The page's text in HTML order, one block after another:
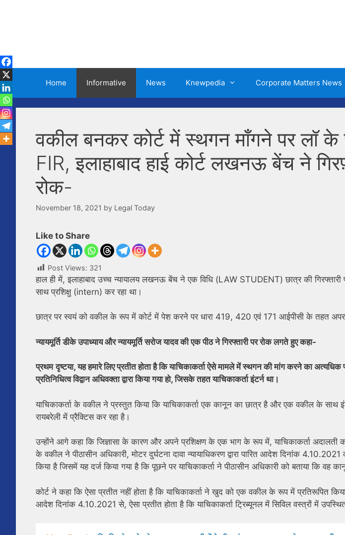
Home Informative News Knewpedia Corporate Matters News
वकील बनकर कोर्ट में स्थगन माँगने पर लॉ के
FIR, इलाहाबाद हाई कोर्ट लखनऊ बेंच ने
रोक-
November 18, 2021 by Legal Today
Like to Share
Post Views: 321
हाल ही में, इलाहाबाद उच्च न्यायालय लखनऊ बेंच ने एक विधि (LAW STUDENT) छात्र की
साथ प्रशिक्षु (intern) कर रहा था।
छात्र पर स्वयं को वकील के रूप में कोर्ट में पेश करने पर धारा 419, 420 एवं 171 आईपीसी के तहत
न्यायमूर्ति डीके उपाध्याय और न्यायमूर्ति सरोज यादव की एक पीठ ने गिरफ्तारी पर रोक लगते हुए कहा-
प्रथम दृष्टया, यह हमारे लिए प्रतीत होता है कि याचिकाकर्ता ऐसे मामले में स्थगन की मांग करने का अत्यधिक
प्रतिनिधित्व विद्वान अधिवक्ता द्वारा किया गया हो, जिसके तहत याचिकाकर्ता इंटर्न था।
याचिकाकर्ता के वकील ने प्रस्तुत किया कि याचिकाकर्ता एक कानून का छात्र है और एक वकील के साथ
रायबरेली में प्रैक्टिस कर रहा है।
उन्होंने आगे कहा कि जिज्ञासा के कारण और अपने प्रशिक्षण के एक भाग के रूप में, याचिकाकर्ता अदालती
के वकील ने पीठासीन अधिकारी, मोटर दुर्घटना दावा न्यायाधिकरण द्वारा पारित आदेश दिनांक
किया है जिसमें यह दर्ज किया गया है कि पूछने पर याचिकाकर्ता ने पीठासीन अधिकारी को बताया कि वह
कोर्ट ने कहा कि ऐसा प्रतीत नहीं होता है कि याचिकाकर्ता ने खुद को एक वकील के रूप में प्रतिरूपित किया
आदेश दिनांक 4.10.2021 से, ऐसा प्रतीत होता है कि याचिकाकर्ता ट्रिब्यूनल में सिविल वस्त्रों में